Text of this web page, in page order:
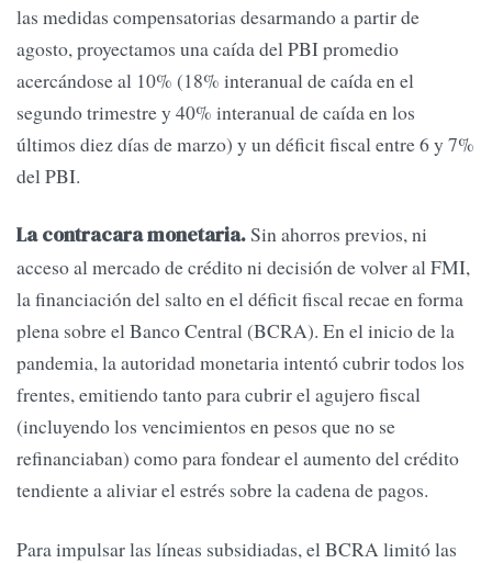
las medidas compensatorias desarmando a partir de
agosto, proyectamos una caída del PBI promedio
acercándose al 10% (18% interanual de caída en el
segundo trimestre y 40% interanual de caída en los
últimos diez días de marzo) y un déficit fiscal entre 6 y 7%
del PBI.
La contracara monetaria.Sin ahorros previos, ni
acceso al mercado de crédito ni decisión de volver al FMI,
la financiación del salto en el déficit fiscal recae en forma
plena sobre el Banco Central (BCRA). En el inicio de la
pandemia, la autoridad monetaria intentó cubrir todos los
frentes, emitiendo tanto para cubrir el agujero fiscal
(incluyendo los vencimientos en pesos que no se
refinanciaban) como para fondear el aumento del crédito
tendiente a aliviar el estrés sobre la cadena de pagos.
Para impulsar las líneas subsidiadas, el BCRA limitó las